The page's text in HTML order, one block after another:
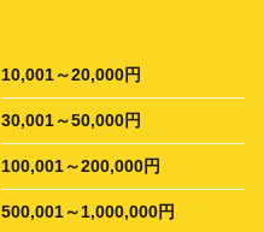
10,001～20,000円
30,001～50,000円
100,001～200,000円
500,001～1,000,000円